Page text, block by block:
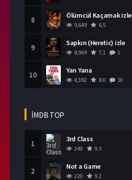
8 Ölümcül Kaçamak izle
9,649 6.5
9 Sapkın (Heretic) izle
8,969 7.1 1
10 Yan Yana
8,392 8.0 10
İMDB TOP
1 3rd Class
249 9.3
2 Not a Game
220 9.2